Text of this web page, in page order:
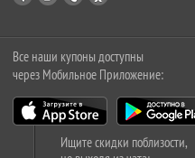
Все наши купоны доступны
через Мобильное Приложение:
Ищите скидки поблизости,